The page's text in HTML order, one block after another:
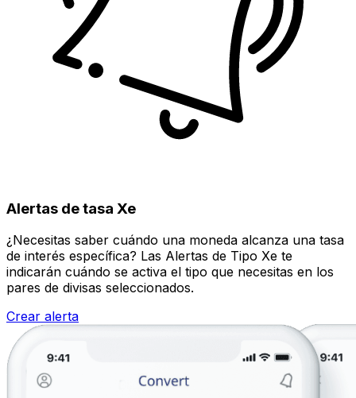
Alertas de tasa Xe
¿Necesitas saber cuándo una moneda alcanza una tasa
de interés específica? Las Alertas de Tipo Xe te
indicarán cuándo se activa el tipo que necesitas en los
pares de divisas seleccionados.
Crear alerta